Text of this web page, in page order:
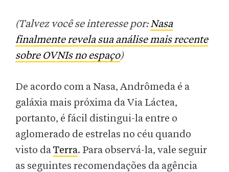
(Talvez você se interesse por:Nasa
finalmente revela sua análise mais recente
sobre OVNIs no espaço)
De acordo com a Nasa, Andrômeda é a
galáxia mais próxima da Via Láctea,
portanto, é fácil distingui-la entre o
aglomerado de estrelas no céu quando
visto daTerra. Para observá-la, vale seguir
as seguintes recomendações da agência